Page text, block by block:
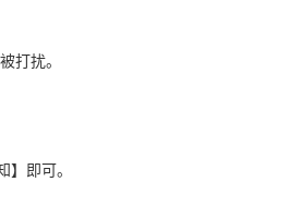
打扰。
即可。